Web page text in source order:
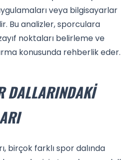
veya bilgisayarlar
Bu analizler, sporculara
noktaları belirleme ve
konusunda rehberlik eder.
DALLARINDAKI
birçok farklı spor dalında